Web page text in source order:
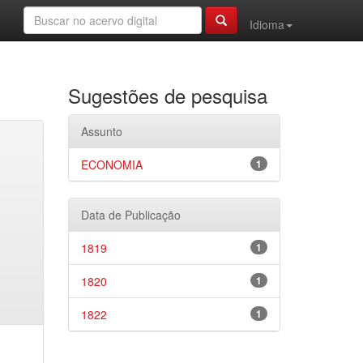
Idioma
Sugestões de pesquisa
Assunto
1
ECONOMIA
Data de Publicação
1
1819
1
1820
1
1822